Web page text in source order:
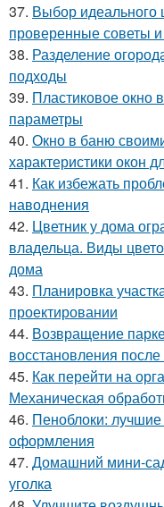
37. Выбор идеального
проверенные советы
38. Разделение
подходы
39. Пластиковое окно
параметры
40. Окно в баню
характеристики окон
41. Как избежать
наводнения
42. Цветник у дома
владельца. Виды
дома
43. Планировка
проектировании
44. Возвращение
восстановления
45. Как перейти на
Механическая
46. Пеноблоки:
оформления
47. Домашний мини-
уголка